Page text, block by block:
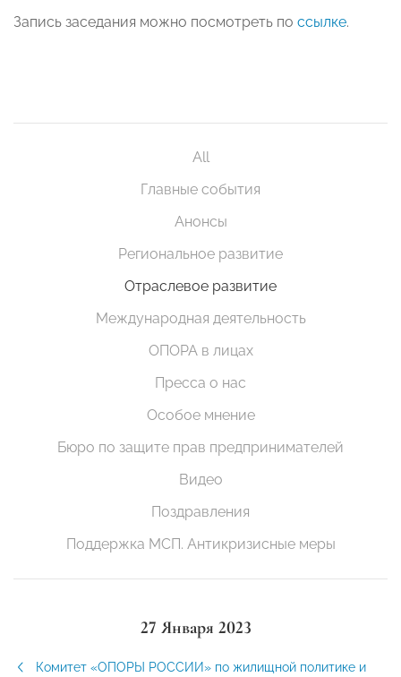
Запись заседания можно посмотреть по ссылке.
All
Главные события
Анонсы
Региональное развитие
Отраслевое развитие
Международная деятельность
ОПОРА в лицах
Пресса о нас
Особое мнение
Бюро по защите прав предпринимателей
Видео
Поздравления
Поддержка МСП. Антикризисные меры
27 Января 2023
Комитет «ОПОРЫ РОССИИ» по жилищной политике и